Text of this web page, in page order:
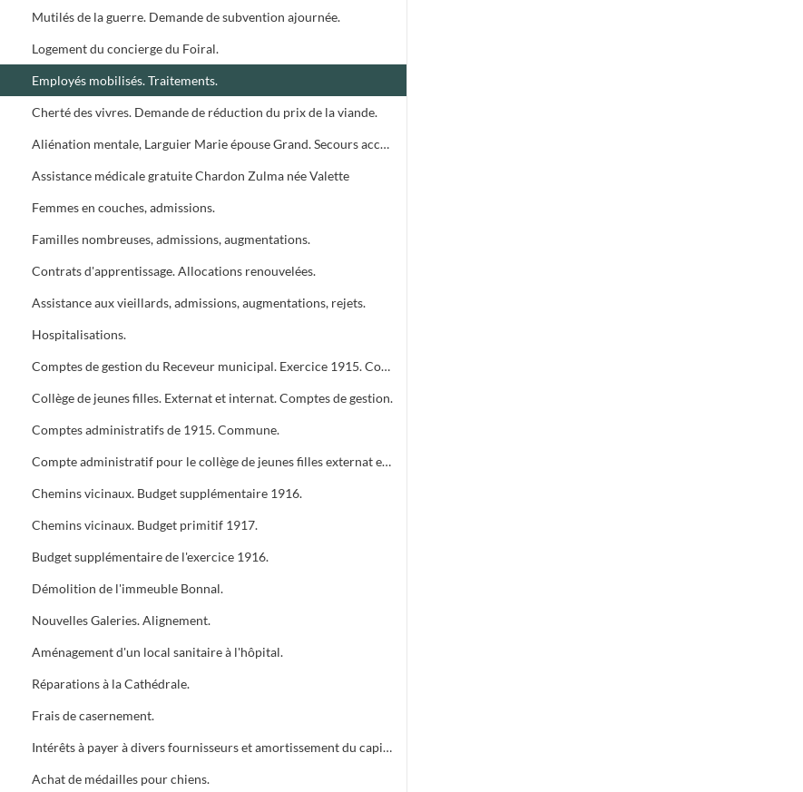
Mutilés de la guerre. Demande de subvention ajournée.
Logement du concierge du Foiral.
Employés mobilisés. Traitements.
Cherté des vivres. Demande de réduction du prix de la viande.
Aliénation mentale, Larguier Marie épouse Grand. Secours accordé.
Assistance médicale gratuite Chardon Zulma née Valette
Femmes en couches, admissions.
Familles nombreuses, admissions, augmentations.
Contrats d'apprentissage. Allocations renouvelées.
Assistance aux vieillards, admissions, augmentations, rejets.
Hospitalisations.
Comptes de gestion du Receveur municipal. Exercice 1915. Commune.
Collège de jeunes filles. Externat et internat. Comptes de gestion.
Comptes administratifs de 1915. Commune.
Compte administratif pour le collège de jeunes filles externat et internat. Budget supplémentaire de 1916 pour l'externat.
Chemins vicinaux. Budget supplémentaire 1916.
Chemins vicinaux. Budget primitif 1917.
Budget supplémentaire de l'exercice 1916.
Démolition de l'immeuble Bonnal.
Nouvelles Galeries. Alignement.
Aménagement d'un local sanitaire à l'hôpital.
Réparations à la Cathédrale.
Frais de casernement.
Intérêts à payer à divers fournisseurs et amortissement du capital.
Achat de médailles pour chiens.